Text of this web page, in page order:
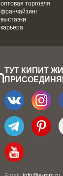
оптовая торговля
франчайзинг
выставки
карьера
ТУТ КИПИТ